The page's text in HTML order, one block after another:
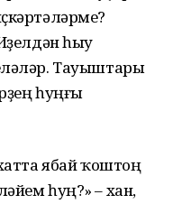
һыу
Тауыштары
һуңғы
ябай ҡоштоң
һуң?» – хан,